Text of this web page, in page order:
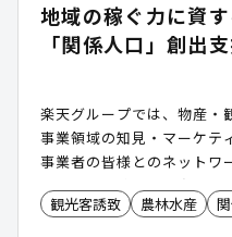
地域の稼ぐ力に資
「関係人口」創出
楽天グループでは、物産・
事業領域の知見・マーケテ
事業者の皆様とのネットワ
し、地域の稼ぐ力の向上に
出・拡大の支援を行ってい
観光客誘致 農林水産